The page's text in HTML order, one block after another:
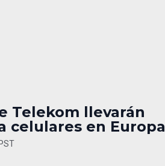
Telekom llevarán
celulares en Europa